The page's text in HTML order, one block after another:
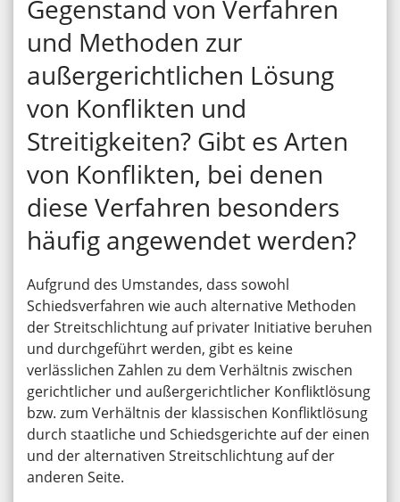
Gegenstand von Verfahren
und Methoden zur
außergerichtlichen Lösung
von Konflikten und
Streitigkeiten? Gibt es Arten
von Konflikten, bei denen
diese Verfahren besonders
häufig angewendet werden?
Aufgrund des Umstandes, dass sowohl
Schiedsverfahren wie auch alternative Methoden
der Streitschlichtung auf privater Initiative beruhen
und durchgeführt werden, gibt es keine
verlässlichen Zahlen zu dem Verhältnis zwischen
gerichtlicher und außergerichtlicher Konfliktlösung
bzw. zum Verhältnis der klassischen Konfliktlösung
durch staatliche und Schiedsgerichte auf der einen
und der alternativen Streitschlichtung auf der
anderen Seite.